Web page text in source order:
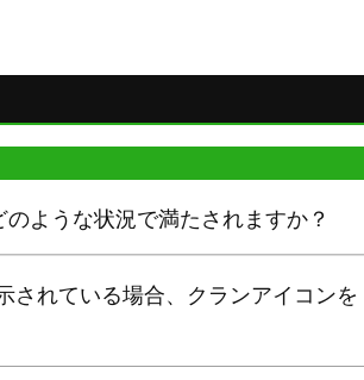
ような状況で満たされますか？
されている場合、クランアイコンを